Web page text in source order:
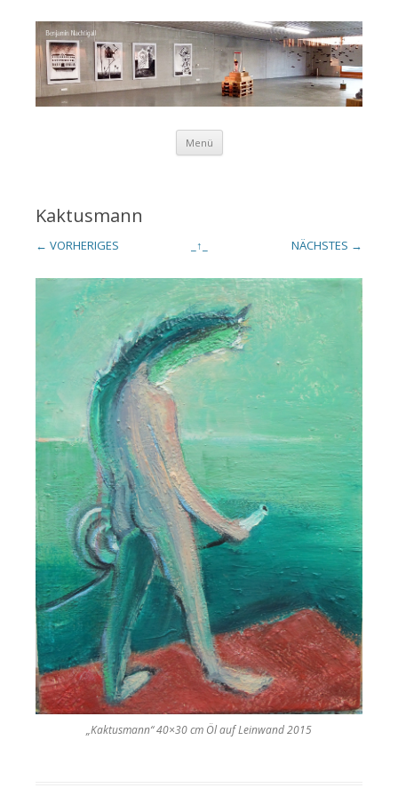
Benjamin
Nachtigall
Menü Zum Inhalt springen
Kaktusmann
← VORHERIGES NÄCHSTES →
_↑_
„Kaktusmann“ 40×30 cm Öl auf Leinwand 2015